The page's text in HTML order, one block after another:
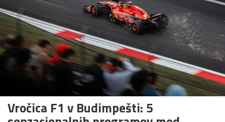
Vročica F1 v Budimpešti: 5